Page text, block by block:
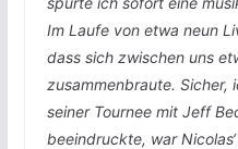
Im Laufe von etwa neun
dass sich zwischen uns
zusammenbraute. Sicher,
seiner Tournee mit Jeff
beeindruckte, war